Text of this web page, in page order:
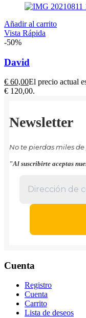
Añadir al carrito
Vista Rápida
-50%
David
€ 60,00El precio actual
€ 120,00.
Newsletter
No te pierdas miles
"Al suscribirte aceptas
Cuenta
Registro
Cuenta
Carrito
Lista de deseos